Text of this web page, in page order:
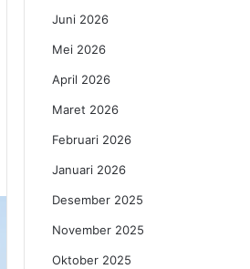
Juni 2026
Mei 2026
April 2026
Maret 2026
Februari 2026
Januari 2026
Desember 2025
November 2025
Oktober 2025